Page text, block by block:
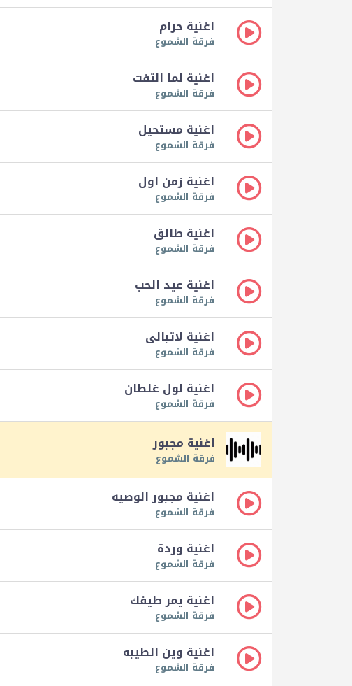
اغنية حرام
فرقة الشموع
اغنية لما التفت
فرقة الشموع
اغنية مستحيل
فرقة الشموع
اغنية زمن اول
فرقة الشموع
اغنية طالق
فرقة الشموع
اغنية عيد الحب
فرقة الشموع
اغنية لاتبالى
فرقة الشموع
اغنية لول غلطان
فرقة الشموع
اغنية مجبور
فرقة الشموع
اغنية مجبور الوصيه
فرقة الشموع
اغنية وردة
فرقة الشموع
اغنية يمر طيفك
فرقة الشموع
اغنية وين الطيبه
فرقة الشموع